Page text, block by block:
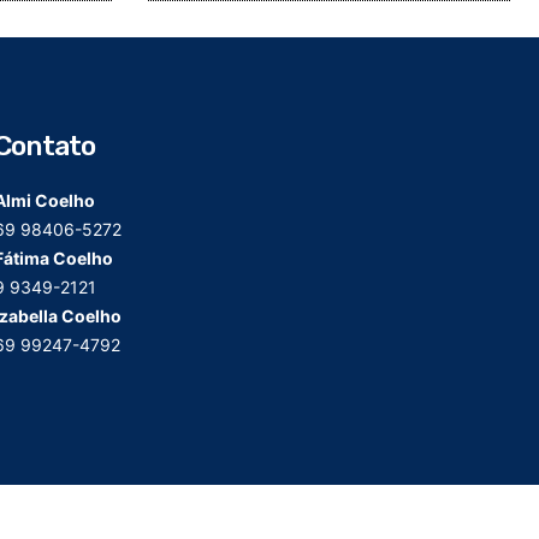
Coelho
98406-5272
Coelho
9349-2121
Coelho
99247-4792